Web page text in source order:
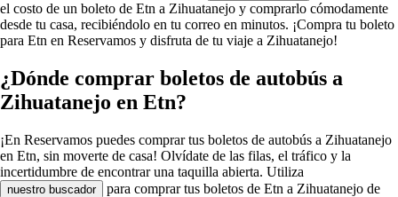
el costo de un boleto de Etn a Zihuatanejo y comprarlo cómodamente
desde tu casa, recibiéndolo en tu correo en minutos. ¡Compra tu boleto
para Etn en Reservamos y disfruta de tu viaje a Zihuatanejo!
¿Dónde comprar boletos de autobús a
Zihuatanejo en Etn?
¡En Reservamos puedes comprar tus boletos de autobús a Zihuatanejo
en Etn, sin moverte de casa! Olvídate de las filas, el tráfico y la
incertidumbre de encontrar una taquilla abierta. Utiliza
nuestro buscador
para comprar tus boletos de Etn a Zihuatanejo de